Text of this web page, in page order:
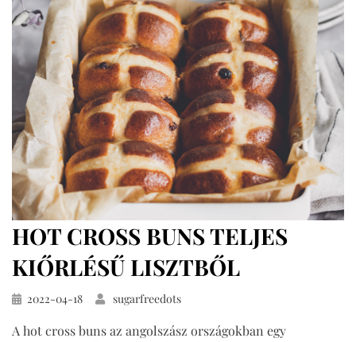
HOT CROSS BUNS TELJES
KIŐRLÉSŰ LISZTBŐL
Közzétéve
2022-04-18 sugarfreedots
A hot cross buns az angolszász országokban egy